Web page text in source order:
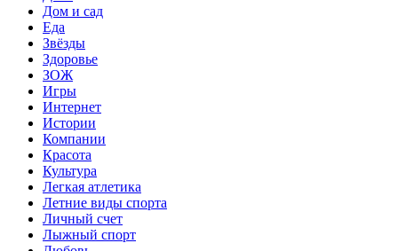
Дом и сад
Еда
Звёзды
Здоровье
ЗОЖ
Игры
Интернет
Истории
Компании
Красота
Культура
Легкая атлетика
Летние виды спорта
Личный счет
Лыжный спорт